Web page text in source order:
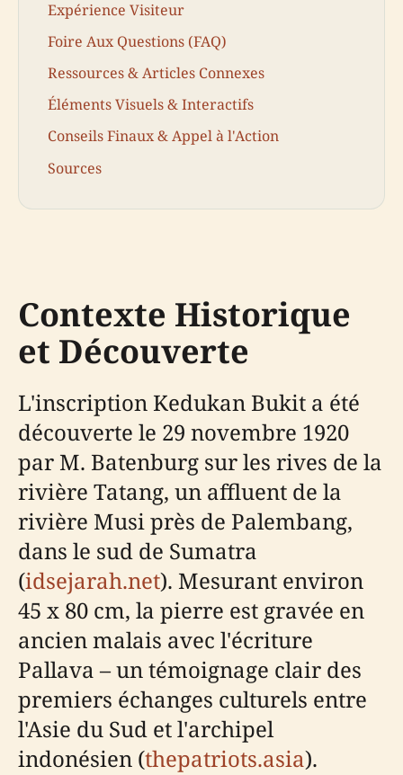
Expérience Visiteur
Foire Aux Questions (FAQ)
Ressources & Articles Connexes
Éléments Visuels & Interactifs
Conseils Finaux & Appel à l'Action
Sources
Contexte Historique
et Découverte
L'inscription Kedukan Bukit a été
découverte le 29 novembre 1920
par M. Batenburg sur les rives de la
rivière Tatang, un affluent de la
rivière Musi près de Palembang,
dans le sud de Sumatra
(idsejarah.net). Mesurant environ
45 x 80 cm, la pierre est gravée en
ancien malais avec l'écriture
Pallava – un témoignage clair des
premiers échanges culturels entre
l'Asie du Sud et l'archipel
indonésien (thepatriots.asia).